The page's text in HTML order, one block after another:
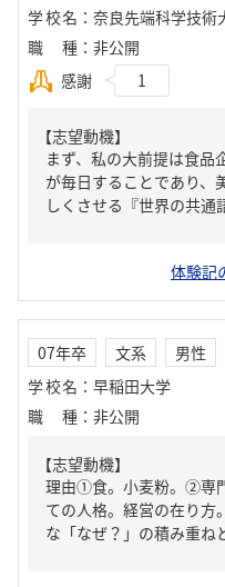
学校名 ： 奈良先端科学技術
職種 ： 非公開
感謝
1
【志望動機】
まず、私の大前提は食
が毎日することであり、
しくさせる『世界の共通
体験記
07年卒 文系
男性
学校名 ： 早稲田大学
職種 ： 非公開
【志望動機】
理由①食。小麦粉。②専
ての人格。経営の在り方
な「なぜ？」の積み重ね